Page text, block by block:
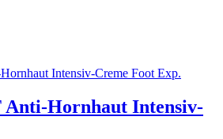
Anti-Hornhaut Intensiv-